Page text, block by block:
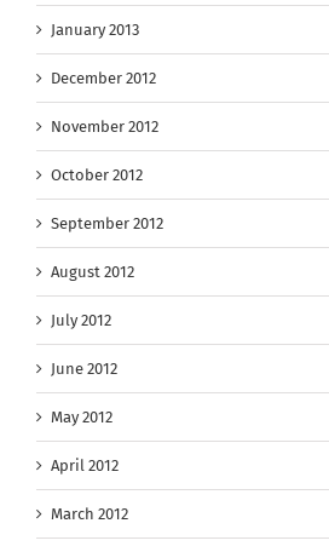
January 2013
December 2012
November 2012
October 2012
September 2012
August 2012
July 2012
June 2012
May 2012
April 2012
March 2012